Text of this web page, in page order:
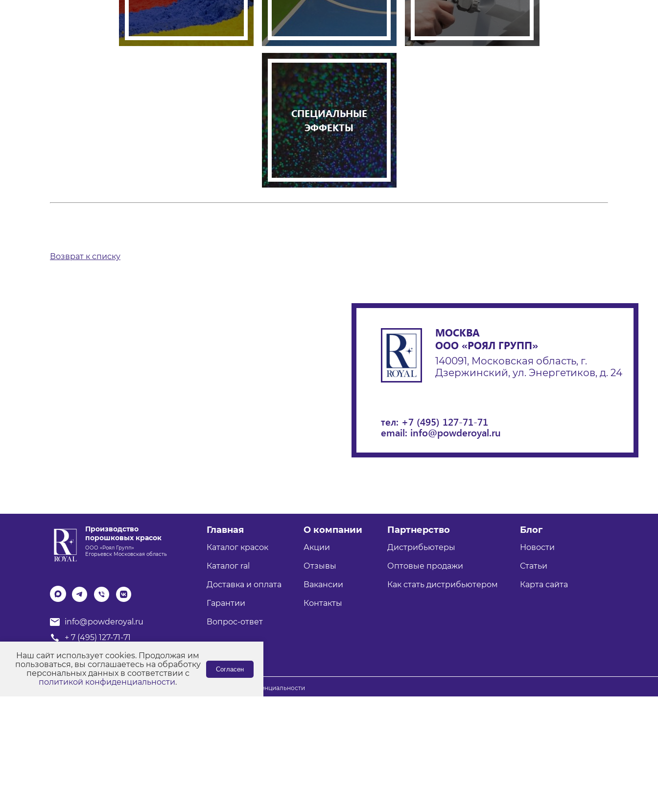
СПЕЦИАЛЬНЫЕ
ЭФФЕКТЫ
Возврат к списку
МОСКВА
ООО «РОЯЛ ГРУПП»
140091, Московская область, г.
Дзержинский, ул. Энергетиков, д. 24
тел: +7 (495) 127-71-71
email: info@powderoyal.ru
Производство
порошковых красок
ООО «Роял Групп»
Егорьевск Московская область
info@powderoyal.ru
+ 7 (495) 127-71-71
График работы: Пн-Пт
Время работы: с 8:00 до 17:00
Главная
Каталог красок
Каталог ral
Доставка и оплата
Гарантии
Вопрос-ответ
О компании
Акции
Отзывы
Вакансии
Контакты
Партнерство
Дистрибьютеры
Оптовые продажи
Как стать дистрибьютером
Блог
Новости
Статьи
Карта сайта
© Порошковые краски "Роял Групп" 2017-2026 Политика конфиденциальности
Наш сайт использует cookies. Продолжая им
пользоваться, вы соглашаетесь на обработку
персональных данных в соответствии с
политикой конфиденциальности.
Согласен